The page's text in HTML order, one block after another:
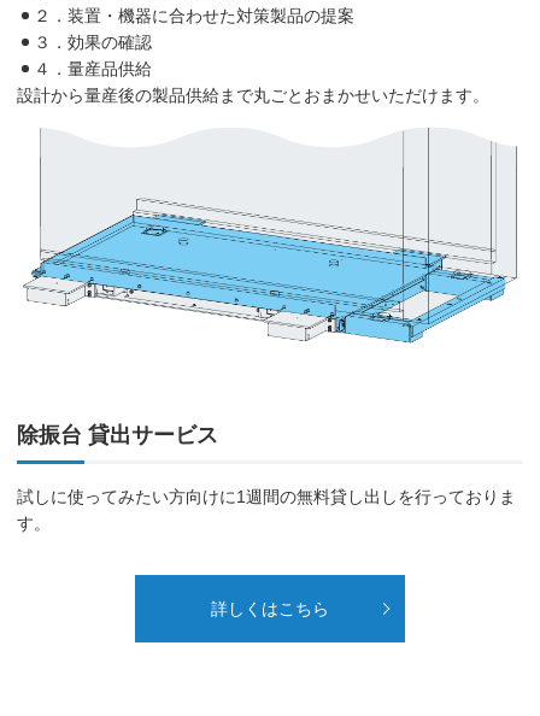
２．装置・機器に合わせた対策製品の提案
３．効果の確認
４．量産品供給
設計から量産後の製品供給まで丸ごとおまかせいただけます。
除振台 貸出サービス
試しに使ってみたい方向けに1週間の無料貸し出しを行っておりま
す。
詳しくはこちら